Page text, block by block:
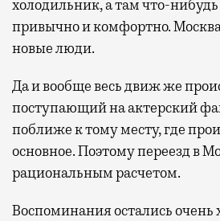
холодильник, а там что-
привычно и комфортно.
новые люди.
Да и вообще весь движ же
поступающий на актерский
поближе к тому месту, где
основное. Поэтому переезд в
рациональным расчетом.
Воспоминания остались